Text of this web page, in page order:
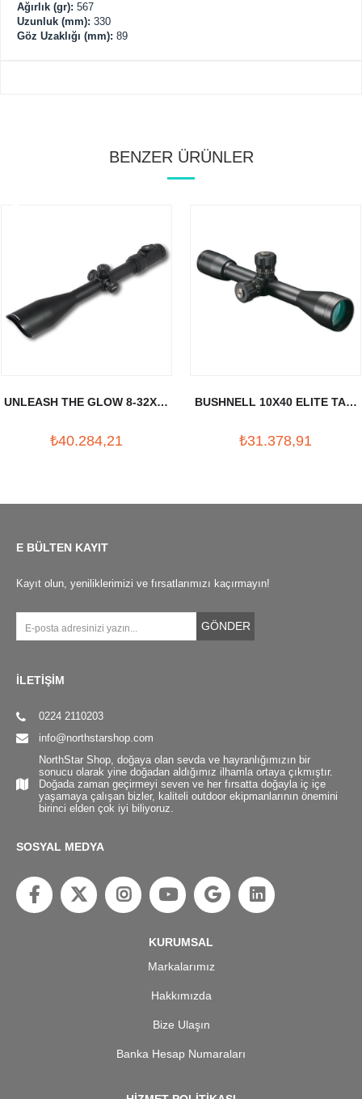
Ağırlık (gr): 567
Uzunluk (mm): 330
Göz Uzaklığı (mm): 89
BENZER ÜRÜNLER
UNLEASH THE GLOW 8-32X56
₺40.284,21
BUSHNELL 10X40 ELITE TAC.
₺31.378,91
E BÜLTEN KAYIT
Kayıt olun, yeniliklerimizi ve fırsatlarımızı kaçırmayın!
GÖNDER
İLETİŞİM
0224 2110203
info@northstarshop.com
NorthStar Shop, doğaya olan sevda ve hayranlığımızın bir
sonucu olarak yine doğadan aldığımız ilhamla ortaya çıkmıştır.
Doğada zaman geçirmeyi seven ve her fırsatta doğayla iç içe
yaşamaya çalışan bizler, kaliteli outdoor ekipmanlarının önemini
birinci elden çok iyi biliyoruz.
SOSYAL MEDYA
KURUMSAL
Markalarımız
Hakkımızda
Bize Ulaşın
Banka Hesap Numaraları